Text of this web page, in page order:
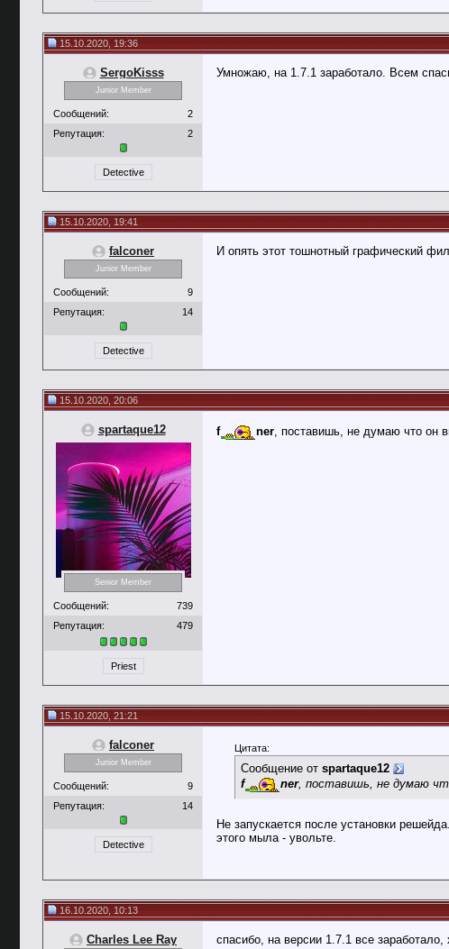
15.10.2020, 19:36
SergoKisss
Junior Member
Сообщений:
2
Репутация:
2
Detective
Умножаю, на 1.7.1 заработало. Всем
15.10.2020, 19:41
falconer
Junior Member
Сообщений:
9
Репутация:
14
Detective
И опять этот тошнотный графический
15.10.2020, 20:06
spartaque12
Senior Member
Сообщений:
739
Репутация:
479
Priest
f ner , поставишь, не думаю что он
15.10.2020, 21:21
falconer
Junior Member
Сообщений:
9
Репутация:
14
Detective
Цитата:
Сообщение от spartaque12
f
ner, поставишь, не думаю
Не запускается после установки
этого мыла - увольте.
16.10.2020, 10:13
Charles Lee Ray спасибо, на версии 1.7.1 все